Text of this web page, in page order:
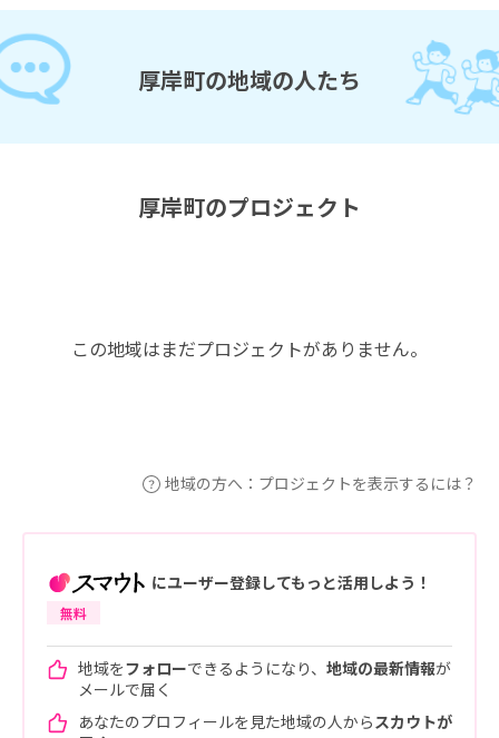
厚岸町の地域の人たち
厚岸町のプロジェクト
この地域はまだプロジェクトがありません。
地域の方へ：プロジェクトを表示するには？
にユーザー登録してもっと活用しよう！
無料
地域をフォローできるようになり、 地域の最新情報が
メールで届く
あなたのプロフィールを見た地域の人から スカウトが